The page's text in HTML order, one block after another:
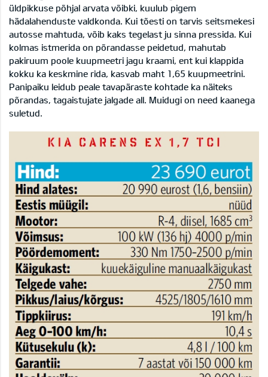
üldpikkuse põhjal arvata võibki, kuulub pigem
hädalahenduste valdkonda. Kui tõesti on tarvis seitsmekesi
autosse mahtuda, võib kaks tegelast ju sinna pressida. Kui
kolmas istmerida on põrandasse peidetud, mahutab
pakiruum poole kuupmeetri jagu kraami, ent kui klappida
kokku ka keskmine rida, kasvab maht 1,65 kuupmeetrini.
Panipaiku leidub peale tavapäraste kohtade ka näiteks
põrandas, tagaistujate jalgade all. Muidugi on need kaanega
suletud.